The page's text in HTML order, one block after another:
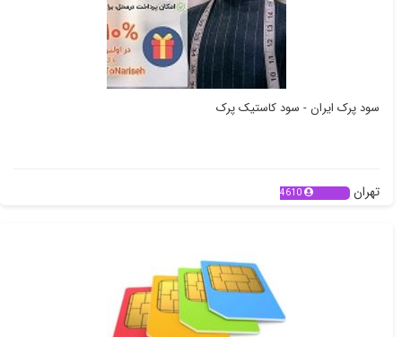
سود پرک ایران - سود کاستیک پرک
تهران 4610